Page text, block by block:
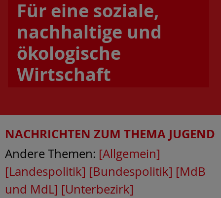
Für eine soziale,
nachhaltige und
ökologische
Wirtschaft
NACHRICHTEN ZUM THEMA JUGEND
Andere Themen: [Allgemein]
[Landespolitik] [Bundespolitik] [MdB
und MdL] [Unterbezirk]